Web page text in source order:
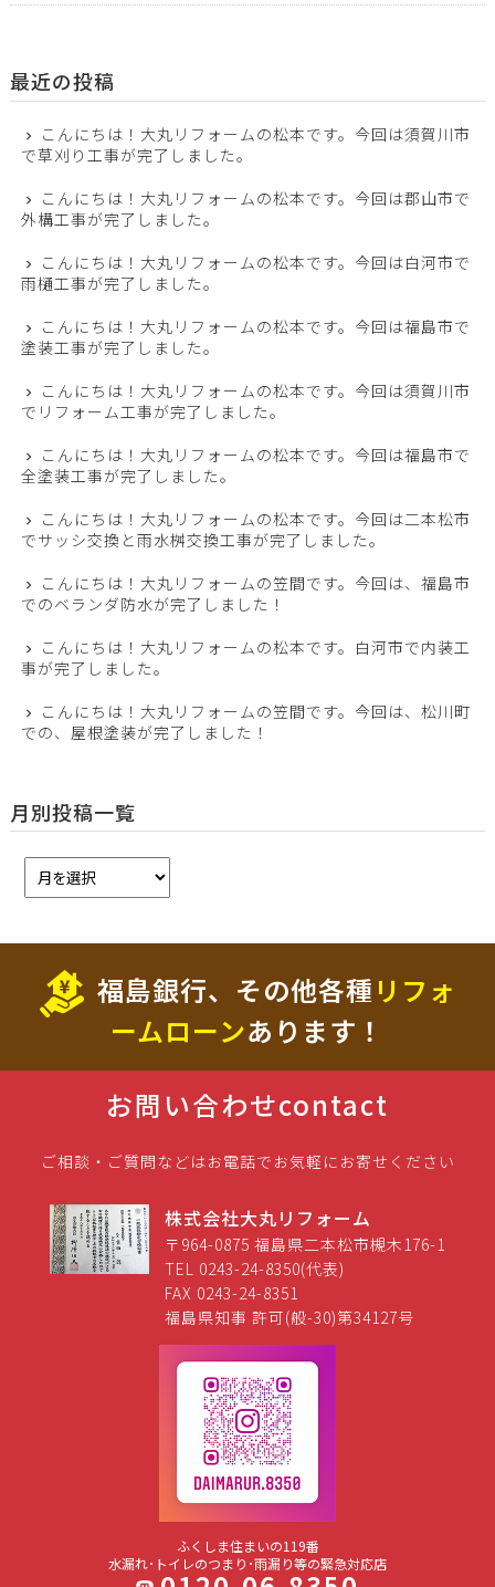
最近の投稿
こんにちは！大丸リフォームの松本です。今回は須賀川市
で草刈り工事が完了しました。
こんにちは！大丸リフォームの松本です。今回は郡山市で
外構工事が完了しました。
こんにちは！大丸リフォームの松本です。今回は白河市で
雨樋工事が完了しました。
こんにちは！大丸リフォームの松本です。今回は福島市で
塗装工事が完了しました。
こんにちは！大丸リフォームの松本です。今回は須賀川市
でリフォーム工事が完了しました。
こんにちは！大丸リフォームの松本です。今回は福島市で
全塗装工事が完了しました。
こんにちは！大丸リフォームの松本です。今回は二本松市
でサッシ交換と雨水桝交換工事が完了しました。
こんにちは！大丸リフォームの笠間です。今回は、福島市
でのベランダ防水が完了しました！
こんにちは！大丸リフォームの松本です。白河市で内装工
事が完了しました。
こんにちは！大丸リフォームの笠間です。今回は、松川町
での、屋根塗装が完了しました！
月別投稿一覧
福島銀行、その他各種 リフォ
ームローンあります！
お問い合わせcontact
ご相談・ご質問などはお電話でお気軽にお寄せください
株式会社大丸リフォーム
〒964-0875 福島県二本松市槻木176-1
TEL 0243-24-8350(代表)
FAX 0243-24-8351
福島県知事 許可(般-30)第34127号
ふくしま住まいの119番
水漏れ･トイレのつまり･雨漏り等の緊急対応店